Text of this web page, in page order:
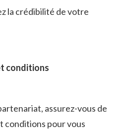
la crédibilité de votre
conditions
assurez-vous de
conditions pour vous